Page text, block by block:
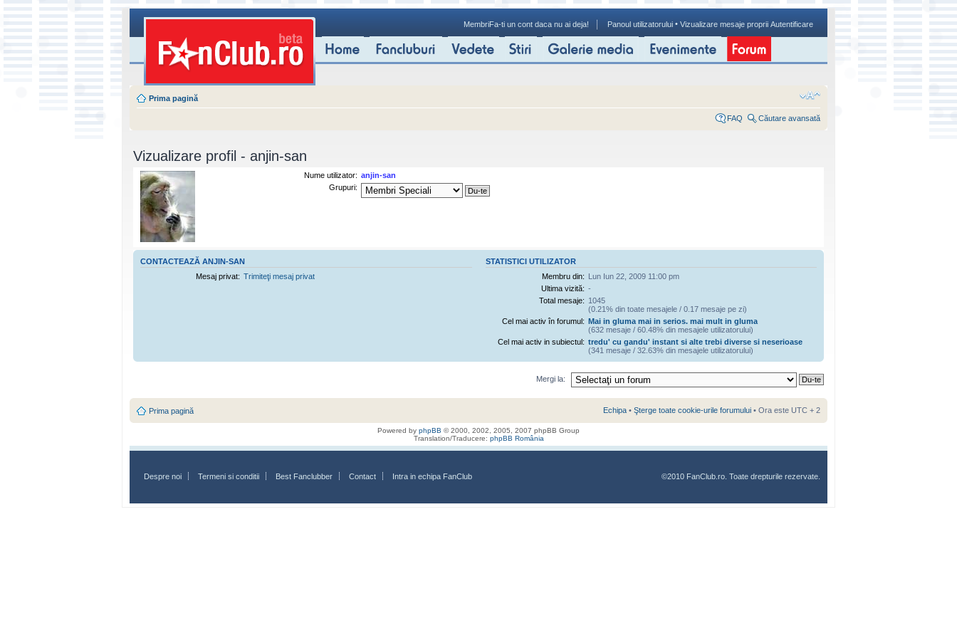
MembriFa-ti un cont daca nu ai deja! Panoul utilizatorului • Vizualizare mesaje proprii Autentificare
Prima pagină
FAQ Căutare avansată
Vizualizare profil - anjin-san
Nume utilizator: anjin-san
Grupuri:
CONTACTEAZĂ ANJIN-SAN
Mesaj privat: Trimiteţi mesaj privat
STATISTICI UTILIZATOR
Membru din: Lun Iun 22, 2009 11:00 pm
Ultima vizită: -
Total mesaje: 1045
(0.21% din toate mesajele / 0.17 mesaje pe zi)
Cel mai activ în forumul: Mai in gluma mai in serios. mai mult in gluma
(632 mesaje / 60.48% din mesajele utilizatorului)
Cel mai activ in subiectul: tredu' cu gandu' instant si alte trebi diverse si neserioase
(341 mesaje / 32.63% din mesajele utilizatorului)
Mergi la:
Prima pagină Echipa • Şterge toate cookie-urile forumului • Ora este UTC + 2
Powered by phpBB © 2000, 2002, 2005, 2007 phpBB Group
Translation/Traducere: phpBB România
Despre noi Termeni si conditii Best Fanclubber Contact Intra in echipa FanClub ©2010 FanClub.ro. Toate drepturile rezervate.